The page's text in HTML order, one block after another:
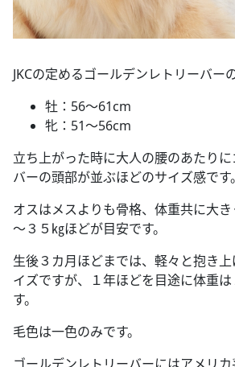
JKCの定めるゴールデンレトリーバー
牡：56～61cm
牝：51～56cm
立ち上がった時に大人の腰のあたり
バーの頭部が並ぶほどのサイズ感です。
オスはメスよりも骨格、体重共に大
～３５㎏ほどが目安です。
生後３カ月ほどまでは、軽々と抱き
イズですが、１年ほどを目途に体重
す。
毛色は一色のみです。